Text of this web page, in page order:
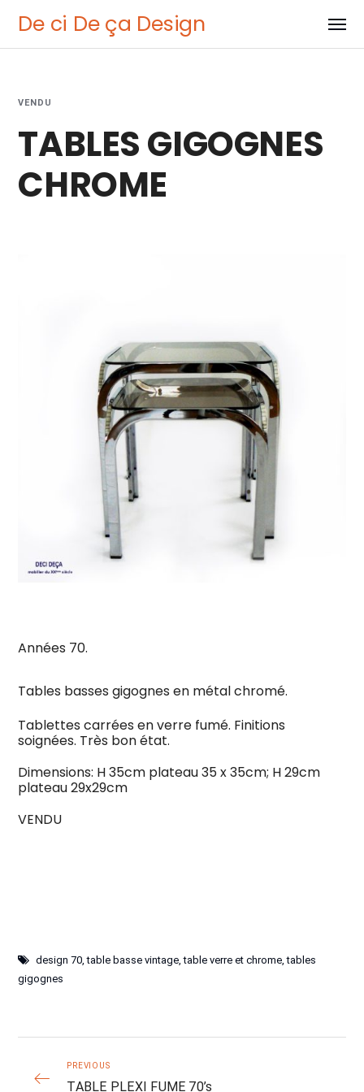
De ci De ça Design
VENDU
TABLES GIGOGNES
CHROME
Années 70.
Tables basses gigognes en métal chromé.
Tablettes carrées en verre fumé. Finitions
soignées. Très bon état.
Dimensions: H 35cm plateau 35 x 35cm; H 29cm
plateau 29x29cm
VENDU
design 70,table basse vintage,table verre et chrome,tables
gigognes
PREVIOUS
TABLE PLEXI FUME 70’s